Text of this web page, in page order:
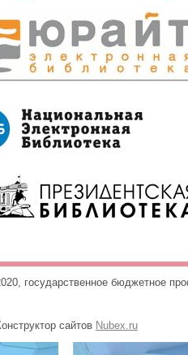
государственное бюджетное
сайтов Nubex.ru